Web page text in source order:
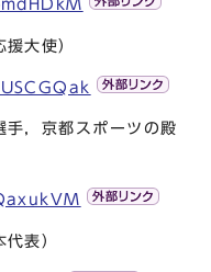
大使）
，京都スポーツの殿
表）